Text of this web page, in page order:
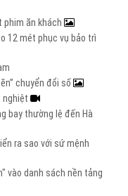
phim ăn khách
12 mét phục vụ bảo trì
chuyển đổi số
nghiệt
bay thường lệ đến Hà
ra sao với sứ mệnh
vào danh sách nền tảng